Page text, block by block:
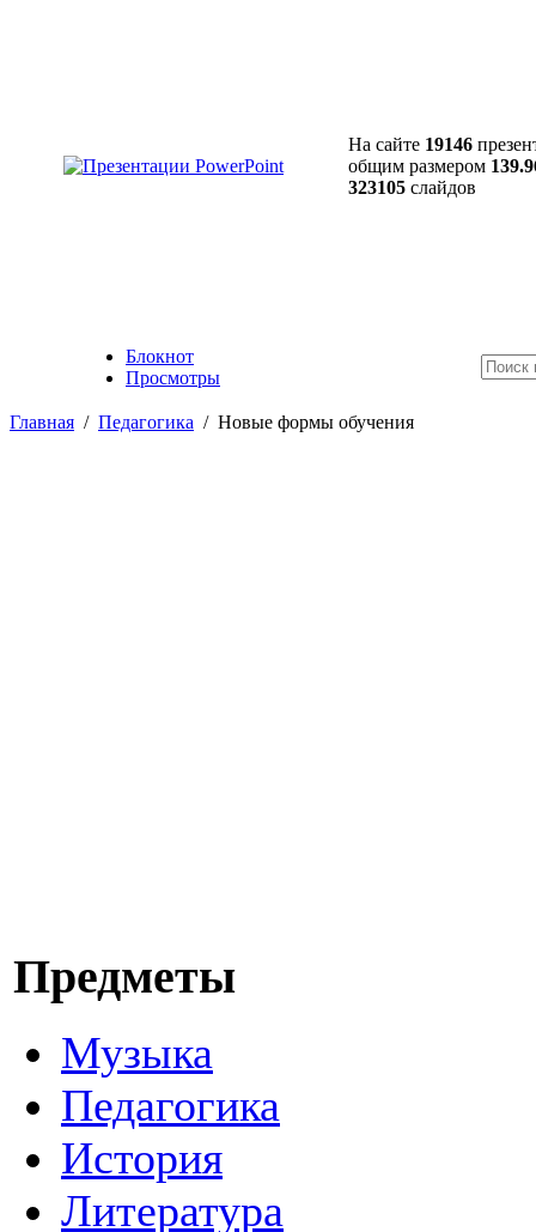
На сайте 19146
общим размером
323105 слайдов
Блокнот
Просмотры
Главная / Педагогика / Новые формы обучения
Предметы
Музыка
Педагогика
История
Литература